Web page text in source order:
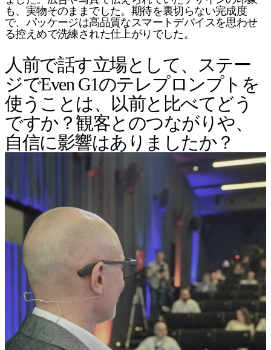
も、実物そのままでした。期待を裏切らない完成度
で、パッケージは高品質なスマートデバイスを思わせ
る控えめで洗練された仕上がりでした。
人前で話す立場として、ステー
ジでEven G1のテレプロンプトを
使うことは、以前と比べてどう
ですか？観客とのつながりや、
自信に影響はありましたか？